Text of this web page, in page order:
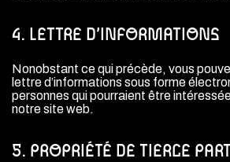
4. LETTRE D’INFORMATIONS
Nonobstant ce qui précède, vous
lettre d’informations sous forme
personnes qui pourraient être
notre site web.
5. PROPRIÉTÉ DE TIERCE